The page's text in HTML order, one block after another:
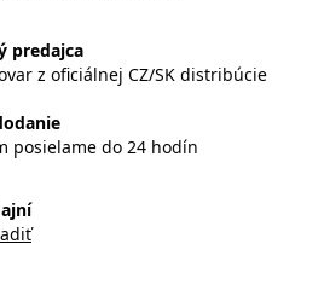
predajca
z oficiálnej CZ/SK distribúcie
posielame do 24 hodín